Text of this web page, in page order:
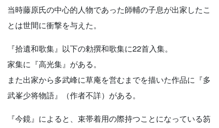
当時藤原氏の中心的人物であった師輔の子息が出家したこ
とは世間に衝撃を与えた。
『拾遺和歌集』以下の勅撰和歌集に22首入集。
家集に『高光集』がある。
また出家から多武峰に草庵を営むまでを描いた作品に『多
武峯少将物語』（作者不詳）がある。
『今鏡』によると、束帯着用の際持つことになっている笏